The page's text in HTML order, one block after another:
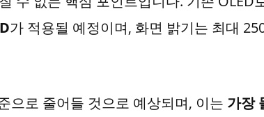
가 적용될 예정이며, 화면 밝기는 최대
으로 줄어들 것으로 예상되며, 이는 가장